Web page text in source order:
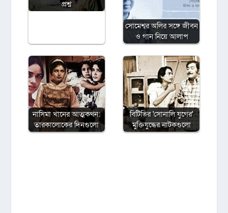
প্রশ্ন
সোমেশ্বর অলির সঙ্গে জীবন
ও গান নিয়ে আলাপ
নাসিমা খানের আত্মকথন:
তারকালোকের দিনগুলো
বিটিভির ‌'সোনালি যুগের'
মুক্তিযুদ্ধের নাটকগুলো